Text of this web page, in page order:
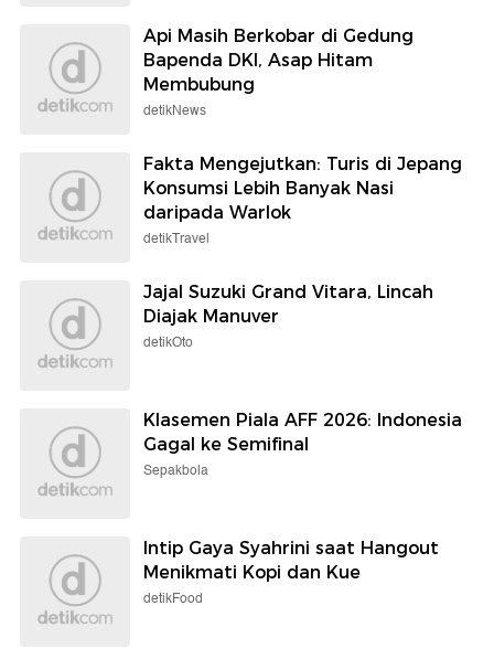
Api Masih Berkobar di Gedung
Bapenda DKI, Asap Hitam
Membubung
detikNews
Fakta Mengejutkan: Turis di Jepang
Konsumsi Lebih Banyak Nasi
daripada Warlok
detikTravel
Jajal Suzuki Grand Vitara, Lincah
Diajak Manuver
detikOto
Klasemen Piala AFF 2026: Indonesia
Gagal ke Semifinal
Sepakbola
Intip Gaya Syahrini saat Hangout
Menikmati Kopi dan Kue
detikFood